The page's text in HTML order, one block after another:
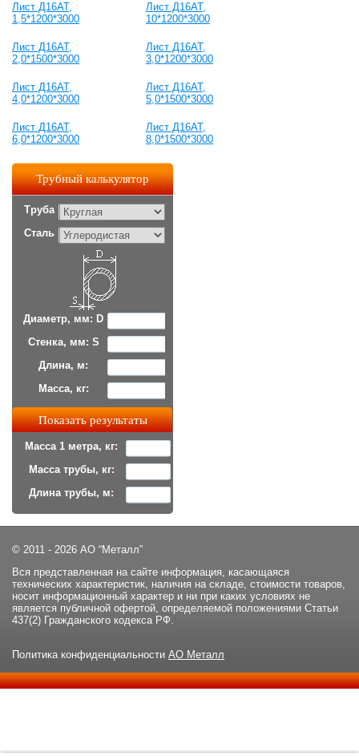
Лист Д16АТ,
1,5*1200*3000
Лист Д16АТ,
10*1200*3000
Лист Д16АТ,
2,0*1500*3000
Лист Д16АТ,
3,0*1200*3000
Лист Д16АТ,
4,0*1200*3000
Лист Д16АТ,
5,0*1500*3000
Лист Д16АТ,
6,0*1200*3000
Лист Д16АТ,
8,0*1500*3000
Трубный калькулятор
Труба
Сталь
Диаметр, мм: D
Стенка, мм: S
Длина, м:
Масса, кг:
Масса 1 метра, кг:
Масса трубы, кг:
Длина трубы, м:
© 2011 - 2026 АО “Металл”
Вся представленная на сайте информация, касающаяся
технических характеристик, наличия на складе, стоимости товаров,
носит информационный характер и ни при каких условиях не
является публичной офертой, определяемой положениями Статьи
437(2) Гражданского кодекса РФ.
Политика конфиденциальности АО Металл